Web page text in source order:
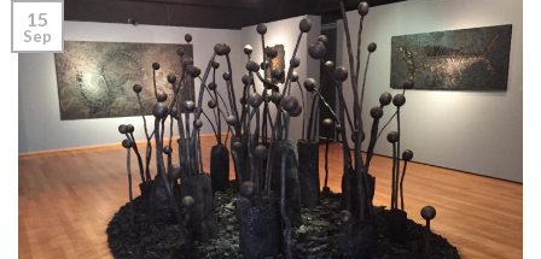
15
Sep